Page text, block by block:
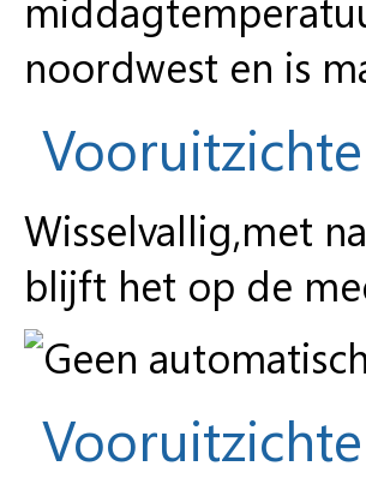
noordwest en is
Wisselvallig,met
blijft het op de